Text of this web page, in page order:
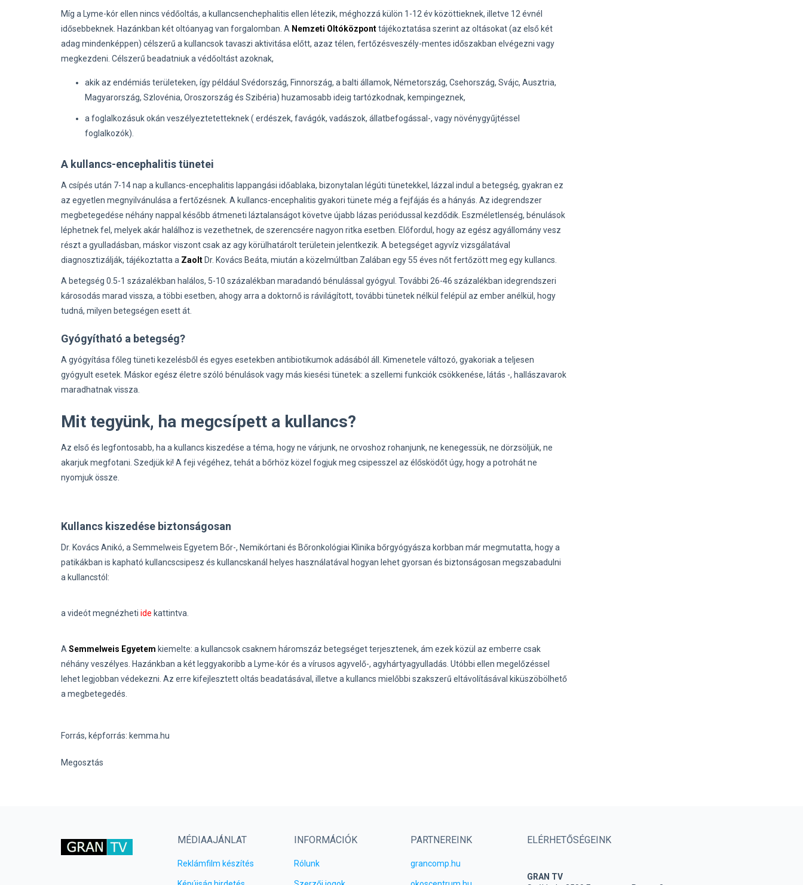
Míg a Lyme-kór ellen nincs védőoltás, a kullancsenchephalitis ellen létezik, méghozzá külön 1-12 év közöttieknek, illetve 12 évnél
idősebbeknek. Hazánkban két oltóanyag van forgalomban. A Nemzeti Oltóközponttájékoztatása szerint az oltásokat (az első két
adag mindenképpen) célszerű a kullancsok tavaszi aktivitása előtt, azaz télen, fertőzésveszély-mentes időszakban elvégezni vagy
megkezdeni. Célszerű beadatniuk a védőoltást azoknak,
akik az endémiás területeken, így például Svédország, Finnország, a balti államok, Németország, Csehország, Svájc, Ausztria,
Magyarország, Szlovénia, Oroszország és Szibéria) huzamosabb ideig tartózkodnak, kempingeznek,
a foglalkozásuk okán veszélyeztetetteknek ( erdészek, favágók, vadászok, állatbefogással-, vagy növénygyűjtéssel
foglalkozók).
A kullancs-encephalitis tünetei
A csípés után 7-14 nap a kullancs-encephalitis lappangási időablaka, bizonytalan légúti tünetekkel, lázzal indul a betegség, gyakran ez
az egyetlen megnyilvánulása a fertőzésnek. A kullancs-encephalitis gyakori tünete még a fejfájás és a hányás. Az idegrendszer
megbetegedése néhány nappal később átmeneti láztalanságot követve újabb lázas periódussal kezdődik. Eszméletlenség, bénulások
léphetnek fel, melyek akár halálhoz is vezethetnek, de szerencsére nagyon ritka esetben. Előfordul, hogy az egész agyállomány vesz
részt a gyulladásban, máskor viszont csak az agy körülhatárolt területein jelentkezik. A betegséget agyvíz vizsgálatával
diagnosztizálják, tájékoztatta a Zaolt Dr. Kovács Beáta, miután a közelmúltban Zalában egy 55 éves nőt fertőzött meg egy kullancs.
A betegség 0.5-1 százalékban halálos, 5-10 százalékban maradandó bénulással gyógyul. További 26-46 százalékban idegrendszeri
károsodás marad vissza, a többi esetben, ahogy arra a doktornő is rávilágított, további tünetek nélkül felépül az ember anélkül, hogy
tudná, milyen betegségen esett át.
Gyógyítható a betegség?
A gyógyítása főleg tüneti kezelésből és egyes esetekben antibiotikumok adásából áll. Kimenetele változó, gyakoriak a teljesen
gyógyult esetek. Máskor egész életre szóló bénulások vagy más kiesési tünetek: a szellemi funkciók csökkenése, látás -, hallászavarok
maradhatnak vissza.
Mit tegyünk, ha megcsípett a kullancs?
Az első és legfontosabb, ha a kullancs kiszedése a téma, hogy ne várjunk, ne orvoshoz rohanjunk, ne kenegessük, ne dörzsöljük, ne
akarjuk megfotani. Szedjük ki! A feji végéhez, tehát a bőrhöz közel fogjuk meg csipesszel az élősködőt úgy, hogy a potrohát ne
nyomjuk össze.
Kullancs kiszedése biztonságosan
Dr. Kovács Anikó, a Semmelweis Egyetem Bőr-, Nemikórtani és Bőronkológiai Klinika bőrgyógyásza korbban már megmutatta, hogy a
patikákban is kapható kullancscsipesz és kullancskanál helyes használatával hogyan lehet gyorsan és biztonságosan megszabadulni
a kullancstól:
a videót megnézheti ide kattintva.
ASemmelweis Egyetem kiemelte: a kullancsok csaknem háromszáz betegséget terjesztenek, ám ezek közül az emberre csak
néhány veszélyes. Hazánkban a két leggyakoribb a Lyme-kór és a vírusos agyvelő-, agyhártyagyulladás. Utóbbi ellen megelőzéssel
lehet legjobban védekezni. Az erre kifejlesztett oltás beadatásával, illetve a kullancs mielőbbi szakszerű eltávolításával kiküszöbölhető
a megbetegedés.
Forrás, képforrás: kemma.hu
Megosztás
MÉDIAAJÁNLAT
Reklámfilm készítés
INFORMÁCIÓK
Rólunk
PARTNEREINK
grancomp.hu
ELÉRHETŐSÉGEINK
GRAN TV